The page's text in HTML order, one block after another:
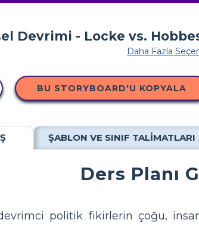
Daha Fazla
BU STORYBOARD'U KOPYALA
ŞABLON VE SINIF TALIMATLARI
Ders Planı
politik fikirlerin çoğu,